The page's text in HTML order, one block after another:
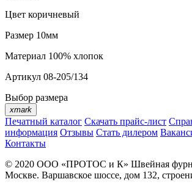
Цвет коричневый
Размер 10мм
Материал 100% хлопок
Артикул 08-205/134
Выбор размера
xmark
Печатный каталог Скачать прайс-лист
информация Отзывы Стать дилером
Контакты
© 2020 ООО «ПРОТОС и К» Швейная
Москве. Варшавское шоссе, дом 132,